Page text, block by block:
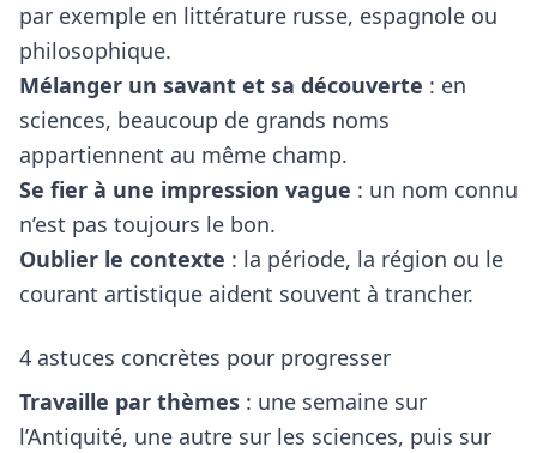
par exemple en littérature russe, espagnole ou
philosophique.
Mélanger un savant et sa découverte : en
sciences, beaucoup de grands noms
appartiennent au même champ.
Se fier à une impression vague : un nom connu
n’est pas toujours le bon.
Oublier le contexte : la période, la région ou le
courant artistique aident souvent à trancher.
4 astuces concrètes pour progresser
Travaille par thèmes : une semaine sur
l’Antiquité, une autre sur les sciences, puis sur